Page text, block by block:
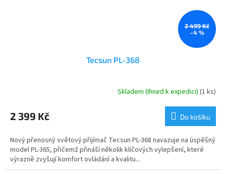
2 499 Kč
–4 %
Tecsun PL-368
produktu
je
z
5
hvězdiček.
Skladem (Ihned k expedici)(1 ks)
2 399 Kč Do košíku
Nový přenosný světový přijímač Tecsun PL-368 navazuje na úspěšný
model PL-365, přičemž přináší několik klíčových vylepšení, které
výrazně zvyšují komfort ovládání a kvalitu...